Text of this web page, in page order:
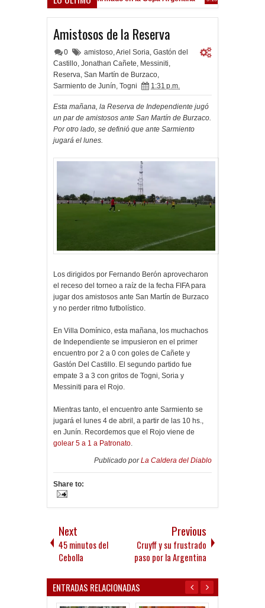
Amistosos de la Reserva
0 amistoso,Ariel Soria, Gastón del
Castillo, Jonathan Cañete, Messiniti,
Reserva, San Martín de Burzaco,
Sarmiento de Junín, Togni 1:31 p.m.
Esta mañana, la Reserva de Independiente jugó
un par de amistosos ante San Martín de Burzaco.
Por otro lado, se definió que ante Sarmiento
jugará el lunes.
Los dirigidos por Fernando Berón aprovecharon
el receso del torneo a raíz de la fecha FIFA para
jugar dos amistosos ante San Martín de Burzaco
y no perder ritmo futbolístico.
En Villa Domínico, esta mañana, los muchachos
de Independiente se impusieron en el primer
encuentro por 2 a 0 con goles de Cañete y
Gastón Del Castillo. El segundo partido fue
empate 3 a 3 con gritos de Togni, Soria y
Messiniti para el Rojo.
Mientras tanto, el encuentro ante Sarmiento se
jugará el lunes 4 de abril, a partir de las 10 hs.,
en Junín. Recordemos que el Rojo viene de
golear 5 a 1 a Patronato
Publicado porLa Caldera del Diablo
Share to:
Next
45 minutos del
Cebolla
Previous
Cruyff y su frustrado
paso por la Argentina
ENTRADAS RELACIONADAS